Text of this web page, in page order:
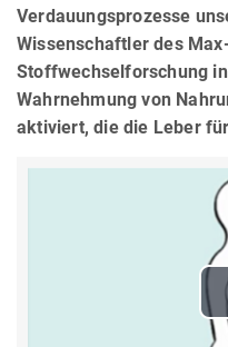
Verdauungsprozesse
Wissenschaftler des
Stoffwechselforschung
Wahrnehmung von
aktiviert, die die Leber